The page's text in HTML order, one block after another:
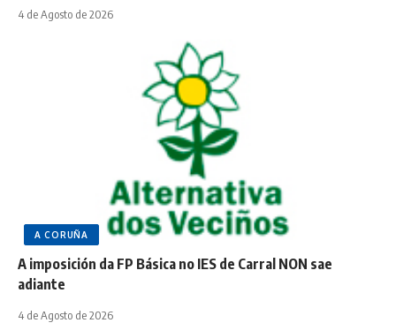
4 de Agosto de 2026
A CORUÑA
A imposición da FP Básica no IES de Carral NON sae
adiante
4 de Agosto de 2026